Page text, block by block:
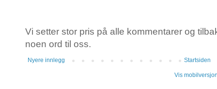
Vi setter stor pris på alle kommentarer og
noen ord til oss.
Nyere innlegg Startsiden
Vis